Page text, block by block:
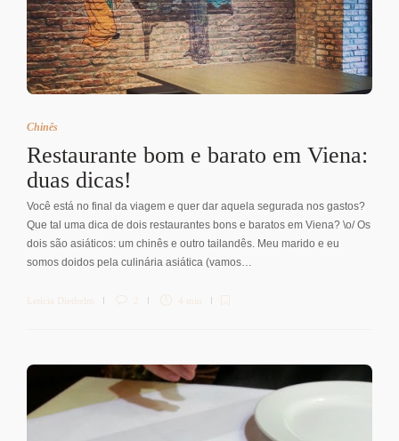
Chinês
Restaurante bom e barato em Viena:
duas dicas!
Você está no final da viagem e quer dar aquela segurada nos gastos?
Que tal uma dica de dois restaurantes bons e baratos em Viena? \o/ Os
dois são asiáticos: um chinês e outro tailandês. Meu marido e eu
somos doidos pela culinária asiática (vamos…
Letícia Diethelm 4 min